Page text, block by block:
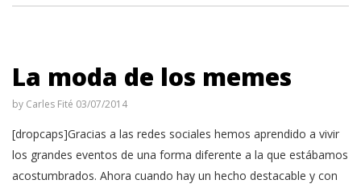
La moda de los memes
by Carles Fité 03/07/2014
[dropcaps]Gracias a las redes sociales hemos aprendido a vivir
los grandes eventos de una forma diferente a la que estábamos
acostumbrados. Ahora cuando hay un hecho destacable y con